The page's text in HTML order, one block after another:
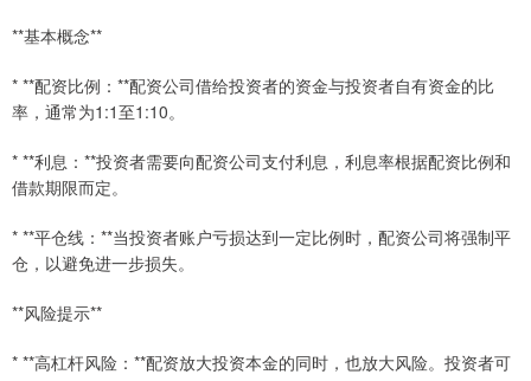
**基本概念**
* **配资比例：**配资公司借给投资者的资金与投资者自有资金的比
率，通常为1:1至1:10。
* **利息：**投资者需要向配资公司支付利息，利息率根据配资比例和
借款期限而定。
* **平仓线：**当投资者账户亏损达到一定比例时，配资公司将强制平
仓，以避免进一步损失。
**风险提示**
* **高杠杆风险：**配资放大投资本金的同时，也放大风险。投资者可